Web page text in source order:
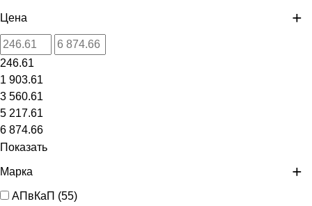
Цена
246.61
1 903.61
3 560.61
5 217.61
6 874.66
Показать
Марка
АПвКаП (55)